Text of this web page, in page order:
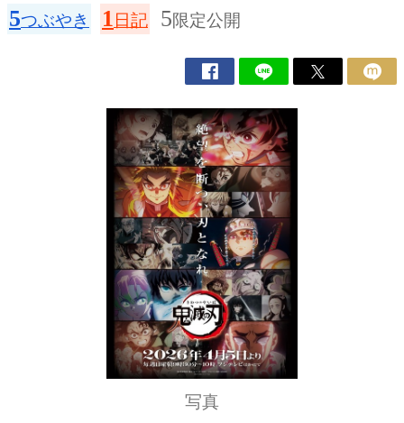
5つぶやき 1 日記 5限定公開
写真